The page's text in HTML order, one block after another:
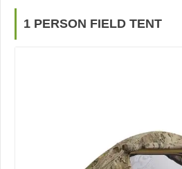
1 PERSON FIELD TENT